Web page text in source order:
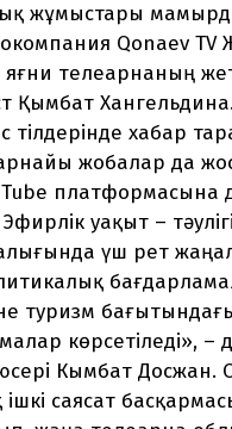
жұмыстары
Qonaev
телеарнаның
Қымбат
тілдерінде хабар
арнайы жобалар да
платформасына
уақыт –
үш рет
туризм
көрсетіледі», –
Кымбат Досжан.
саясат